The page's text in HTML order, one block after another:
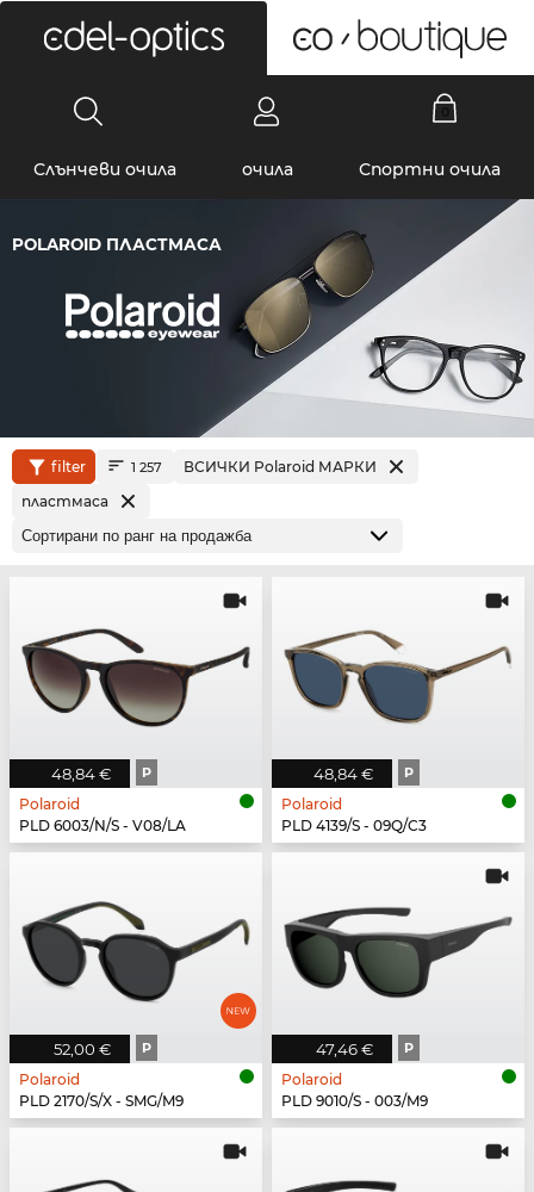
Слънчеви очила очила Спортни очила
POLAROID ПЛАСТМАСА
filter 1 257
ВСИЧКИ Polaroid МАРКИ
пластмаса
48,84 € P
Polaroid
PLD 6003/N/S - V08/LA
48,84 € P
Polaroid
PLD 4139/S - 09Q/C3
52,00 € P
Polaroid
PLD 2170/S/X - SMG/M9
47,46 € P
Polaroid
PLD 9010/S - 003/M9